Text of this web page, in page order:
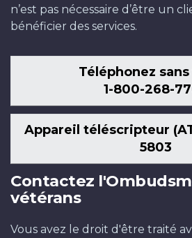
n’est pas nécessaire d’être un
bénéficier des services.
Téléphonez
1-800-268-
Appareil téléscripteur
5803
Contactez
vétérans
Vous avez le droit d'être traité